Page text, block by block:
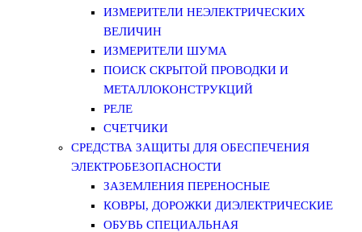
ИЗМЕРИТЕЛИ НЕЭЛЕКТРИЧЕСКИХ
ВЕЛИЧИН
ИЗМЕРИТЕЛИ ШУМА
ПОИСК СКРЫТОЙ ПРОВОДКИ И
МЕТАЛЛОКОНСТРУКЦИЙ
РЕЛЕ
СЧЕТЧИКИ
СРЕДСТВА ЗАЩИТЫ ДЛЯ ОБЕСПЕЧЕНИЯ
ЭЛЕКТРОБЕЗОПАСНОСТИ
ЗАЗЕМЛЕНИЯ ПЕРЕНОСНЫЕ
КОВРЫ, ДОРОЖКИ ДИЭЛЕКТРИЧЕСКИЕ
ОБУВЬ СПЕЦИАЛЬНАЯ